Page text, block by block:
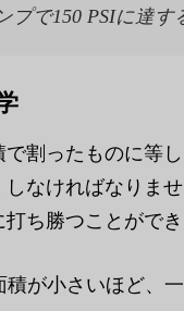
プで150 PSIに達
割ったものに等
なければなりま
ち勝つことがで
積が小さいほど、